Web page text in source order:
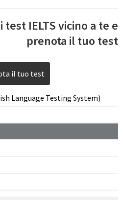
Language Testing System)
IELTS vicino a te e
prenota il tuo test
il tuo test